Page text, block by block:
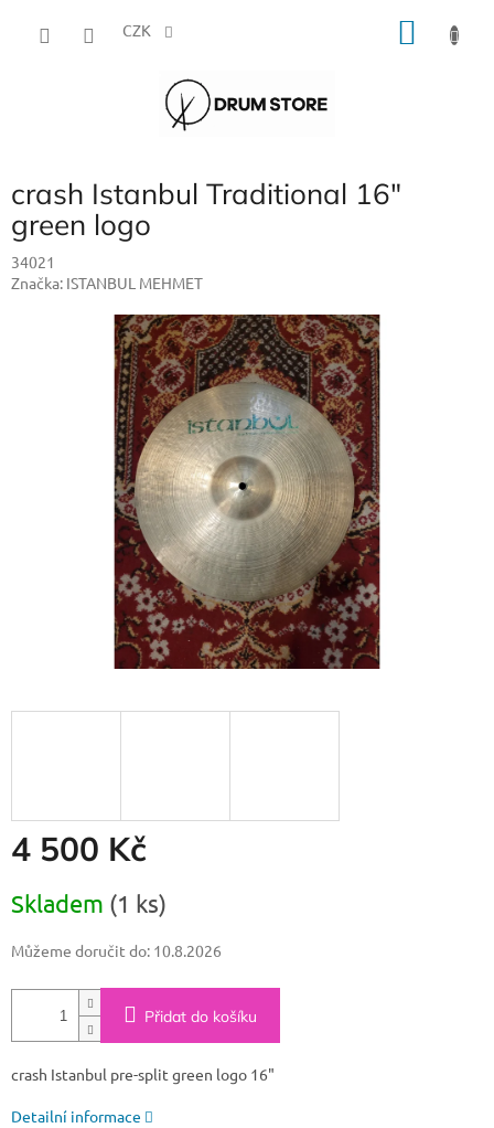
CZK
crash Istanbul Traditional 16"
green logo
34021
Značka: ISTANBUL MEHMET
4 500 Kč
cena:
Skladem (1 ks)
Můžeme doručit do: 10.8.2026
Přidat do košíku
crash Istanbul pre-split green logo 16"
Detailní informace